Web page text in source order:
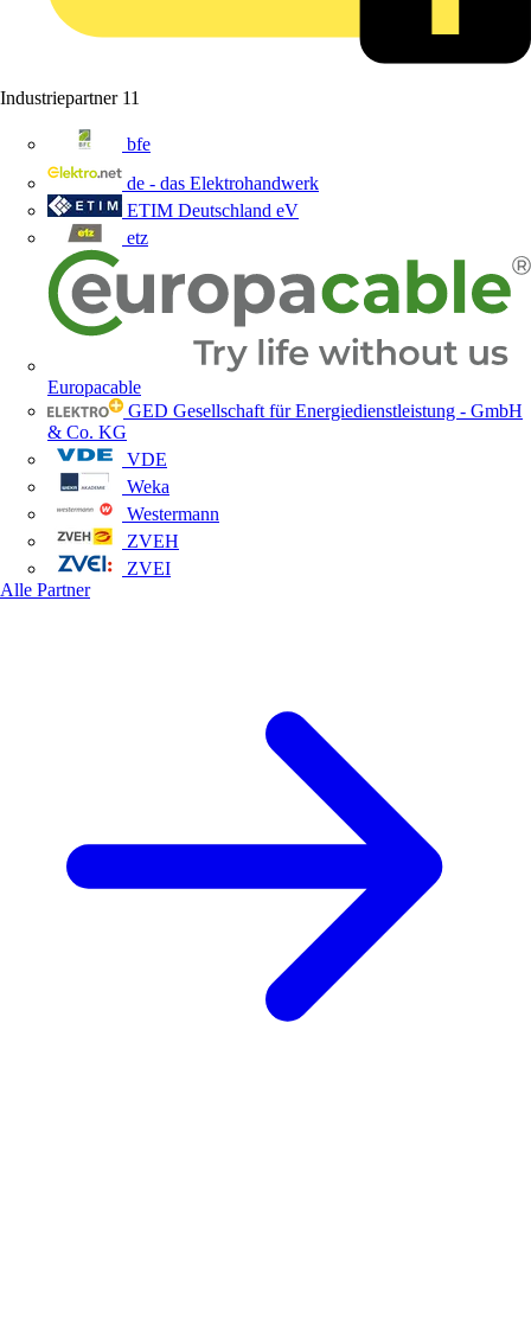
Industriepartner 11
bfe
de - das Elektrohandwerk
ETIM Deutschland eV
etz
Europacable
GED Gesellschaft für Energiedienstleistung - GmbH
& Co. KG
VDE
Weka
Westermann
ZVEH
ZVEI
Alle Partner